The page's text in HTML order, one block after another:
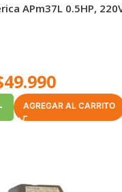
APm37L 0.5HP,
49.990
AGREGAR AL CARRITO